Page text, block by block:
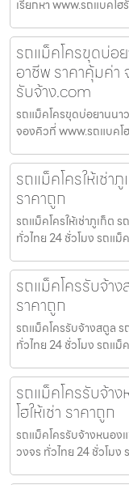
เรียกหา www.รถแบคโ
รถแม็คโครขุดบ่อ
อาชีพ ราคาคุ้มค่า
รับจ้าง.com
รถแม็คโครขุดบ่อยานนา
จองคิวที่ www.รถแบคโ
รถแม็คโครให้เช่า
ราคาถูก
รถแม็คโครให้เช่าภูเก็ต
ทั่วไทย 24 ชั่วโมง รถแม็
รถแม็คโครรับจ้าง
ราคาถูก
รถแม็คโครรับจ้างสตูล ร
ทั่วไทย 24 ชั่วโมง รถแม็
รถแม็คโครรับจ้า
โฮให้เช่า ราคาถูก
รถแม็คโครรับจ้างหนอง
วงจร ทั่วไทย 24 ชั่วโม